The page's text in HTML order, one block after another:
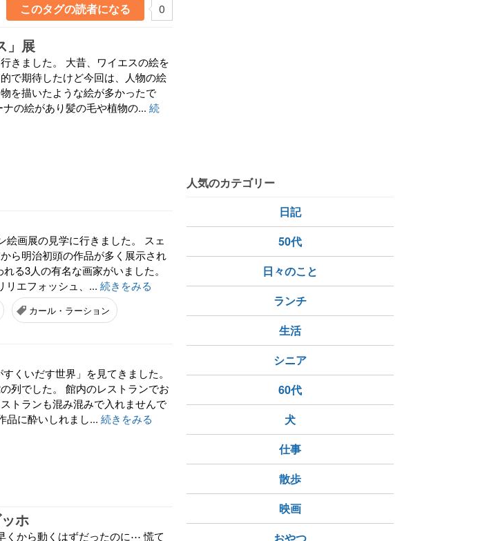
このタグの読者になる 0
」展
きました。 大昔、ワイエスの絵を
で期待したけど今回は、人物の絵
を描いたような絵が多かったで
の絵があり髪の毛や植物の... 続
絵画展の見学に行きました。 スェ
ら明治初頭の作品が多く展示され
る3人の有名な画家がいました。
リエフォッシュ、... 続きをみる
カール・ラーション
くいだす世界」を見てきました。
列でした。 館内のレストランでお
トランも混み混みで入れませんで
品に酔いしれまし... 続きをみる
ホ
くから動くはずだったのに⋯ 慌て
人気のカテゴリー
日記
50代
日々のこと
ランチ
生活
シニア
60代
犬
仕事
散歩
映画